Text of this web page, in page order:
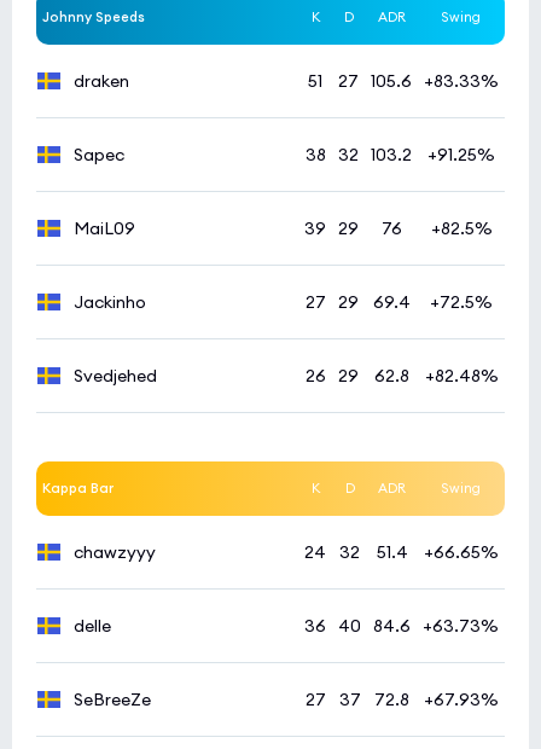
Johnny Speeds K D ADR Swing
draken 51 27 105.6 +83.33%
Sapec 38 32 103.2 +91.25%
MaiL09 39 29 76 +82.5%
Jackinho 27 29 69.4 +72.5%
Svedjehed 26 29 62.8 +82.48%
Kappa Bar K D ADR Swing
chawzyyy 24 32 51.4 +66.65%
delle 36 40 84.6 +63.73%
SeBreeZe 27 37 72.8 +67.93%